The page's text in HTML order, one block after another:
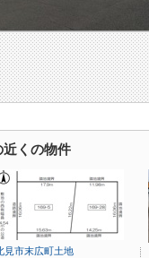
近くの物件
見市末広町土地